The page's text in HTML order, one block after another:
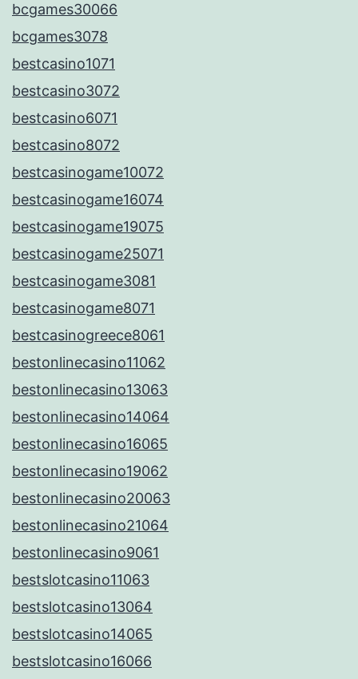
bcgames30066
bcgames3078
bestcasino1071
bestcasino3072
bestcasino6071
bestcasino8072
bestcasinogame10072
bestcasinogame16074
bestcasinogame19075
bestcasinogame25071
bestcasinogame3081
bestcasinogame8071
bestcasinogreece8061
bestonlinecasino11062
bestonlinecasino13063
bestonlinecasino14064
bestonlinecasino16065
bestonlinecasino19062
bestonlinecasino20063
bestonlinecasino21064
bestonlinecasino9061
bestslotcasino11063
bestslotcasino13064
bestslotcasino14065
bestslotcasino16066